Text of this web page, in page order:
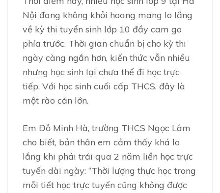
Nội đang không khỏi hoang mang lo lắng
về kỳ thi tuyển sinh lớp 10 đầy cam go
phía trước. Thời gian chuẩn bị cho kỳ thi
ngày càng ngắn hơn, kiến thức vẫn nhiều
nhưng học sinh lại chưa thể đi học trực
tiếp. Với học sinh cuối cấp THCS, đây là
một rào cản lớn.
Em Đỗ Minh Hà, trường THCS Ngọc Lâm
cho biết, bản thân em cảm thấy khá lo
lắng khi phải trải qua 2 năm liền học trực
tuyến dài ngày: “Thời lượng thực học trong
mỗi tiết học trực tuyến cũng không được